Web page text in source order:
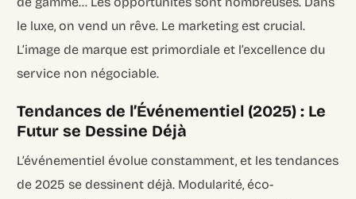
le luxe, on vend un rêve. Le marketing est crucial.
L’image de marque est primordiale et l’excellence du
service non négociable.
Tendances de l’Événementiel (2025) : Le
Futur se Dessine Déjà
L’événementiel évolue constamment, et les tendances
de 2025 se dessinent déjà. Modularité, éco-